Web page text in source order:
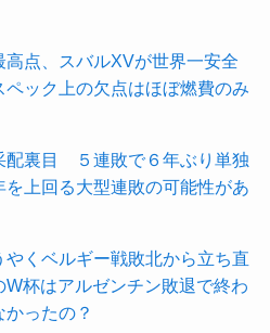
高点、スバルXVが世界一安全
ック上の欠点はほぼ燃費のみ
配裏目 ５連敗で６年ぶり単独
上回る大型連敗の可能性があ
やくベルギー戦敗北から立ち直
杯はアルゼンチン敗退で終わ
かったの？